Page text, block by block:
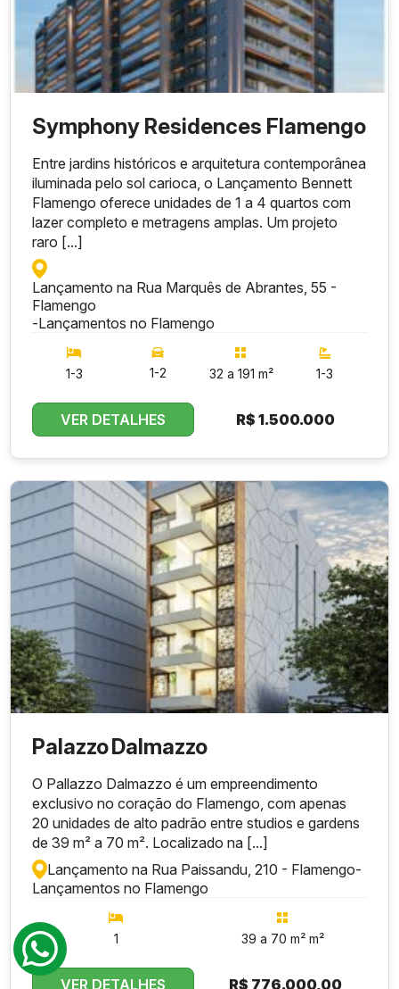
Symphony Residences Flamengo
Entre jardins históricos e arquitetura contemporânea
iluminada pelo sol carioca, o Lançamento Bennett
Flamengo oferece unidades de 1 a 4 quartos com
lazer completo e metragens amplas. Um projeto
raro [...]
Lançamento na Rua Marquês de Abrantes, 55 -
Flamengo
-Lançamentos no Flamengo
1-3 1-2 32 a 191 m² 1-3
VER DETALHES R$1.500.000
Palazzo Dalmazzo
O Pallazzo Dalmazzo é um empreendimento
exclusivo no coração do Flamengo, com apenas
20 unidades de alto padrão entre studios e gardens
de 39 m² a 70 m². Localizado na [...]
Lançamento na Rua Paissandu, 210 - Flamengo-
Lançamentos no Flamengo
1 39 a 70 m² m²
VER DETALHES R$ 776.000,00